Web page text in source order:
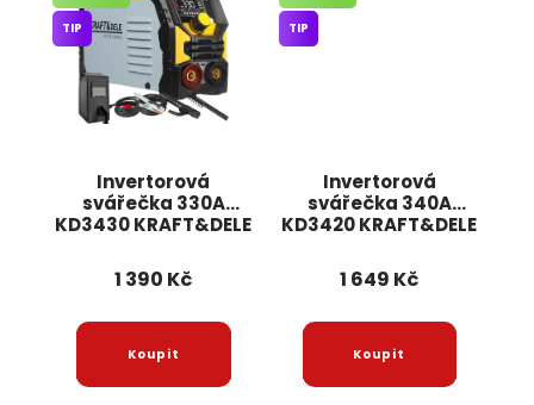
Invertorová
svářečka 330A
KD3430 KRAFT&DELE
TIP
1 390 Kč
Invertorová
svářečka 340A
KD3420 KRAFT&DELE
TIP
1 649 Kč